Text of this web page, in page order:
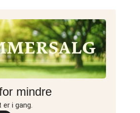
mindre
i gang.